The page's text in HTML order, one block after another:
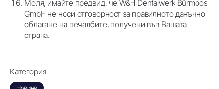
Моля, имайте предвид, че W&H Dentalwerk Bürmoos
GmbH не носи отговорност за правилното данъчно
облагане на печалбите, получени във Вашата
страна.
Категория